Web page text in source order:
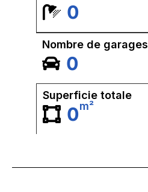
0
Nombre de garages
0
Superficie totale
0m²